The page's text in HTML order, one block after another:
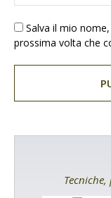
Salva il mio
prossima volta che